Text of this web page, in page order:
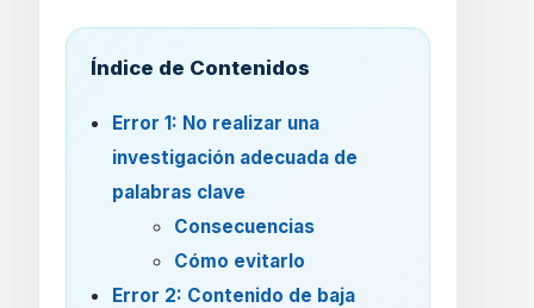
Índice de Contenidos
Error 1: No realizar una
investigación adecuada de
palabras clave
Consecuencias
Cómo evitarlo
Error 2: Contenido de baja